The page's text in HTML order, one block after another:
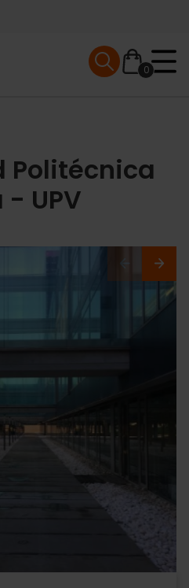
0
Mobile menu
Politécnica
UPV